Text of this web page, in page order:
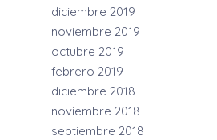
diciembre 2019
noviembre 2019
octubre 2019
febrero 2019
diciembre 2018
noviembre 2018
septiembre 2018